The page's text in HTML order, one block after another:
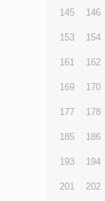
145 146
153 154
161 162
169 170
177 178
185 186
193 194
201 202